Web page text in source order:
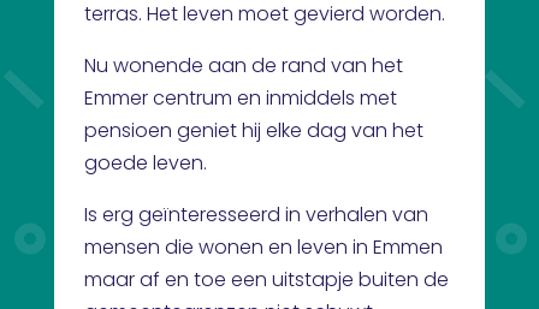
terras. Het leven moet gevierd worden.
Nu wonende aan de rand van het
Emmer centrum en inmiddels met
pensioen geniet hij elke dag van het
goede leven.
Is erg geïnteresseerd in verhalen van
mensen die wonen en leven in Emmen
maar af en toe een uitstapje buiten de